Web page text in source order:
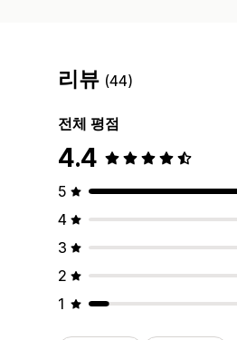
리뷰 (44)
전체 평점
4.4
5
4
3
2
1